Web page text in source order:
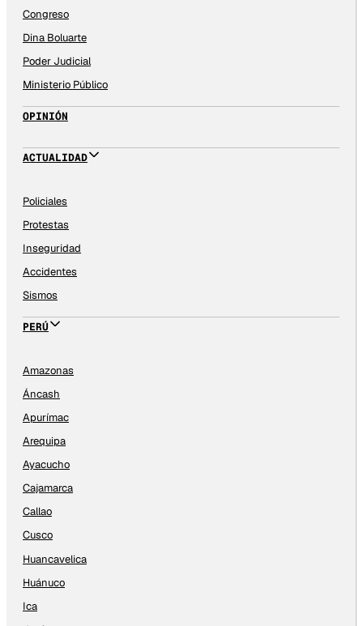
Congreso
Dina Boluarte
Poder Judicial
Ministerio Público
OPINIÓN
ACTUALIDAD
Policiales
Protestas
Inseguridad
Accidentes
Sismos
PERÚ
Amazonas
Áncash
Apurímac
Arequipa
Ayacucho
Cajamarca
Callao
Cusco
Huancavelica
Huánuco
Ica